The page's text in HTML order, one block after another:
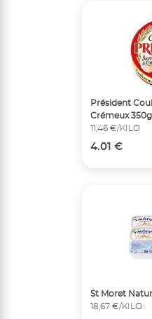
Président
Crémeux 350g
11,46 €/KILO
4.01 €
St Moret
18,67 €/KILO